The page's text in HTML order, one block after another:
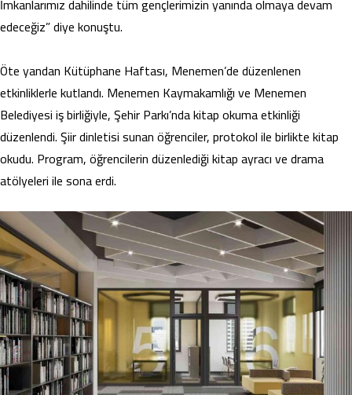
edeceğiz” diye konuştu.
Öte yandan Kütüphane Haftası, Menemen’de düzenlenen
etkinliklerle kutlandı. Menemen Kaymakamlığı ve Menemen
Belediyesi iş birliğiyle, Şehir Parkı’nda kitap okuma etkinliği
düzenlendi. Şiir dinletisi sunan öğrenciler, protokol ile birlikte kitap
okudu. Program, öğrencilerin düzenlediği kitap ayracı ve drama
atölyeleri ile sona erdi.